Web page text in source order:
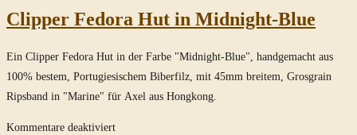
Royal
Raiders-
Turn
Clipper Fedora Hut in Midnight-Blue
Ein Clipper Fedora Hut in der Farbe "Midnight-Blue", handgemacht aus
100% bestem, Portugiesischem Biberfilz, mit 45mm breitem, Grosgrain
Ripsband in "Marine" für Axel aus Hongkong.
Kommentare deaktiviertfür